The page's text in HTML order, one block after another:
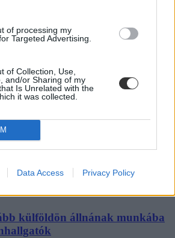
of processing my
Targeted Advertising.
of Collection, Use,
and/or Sharing of my
Is Unrelated with the
it was collected.
Data Access Privacy Policy
- tényleg szükség van rá?
járványhelyzet idején ez nagyon is
internetet egy háziorvos levele, amit az
Úgy gondolja, hogy sok esetben kérnek
külföldön állnának munkába